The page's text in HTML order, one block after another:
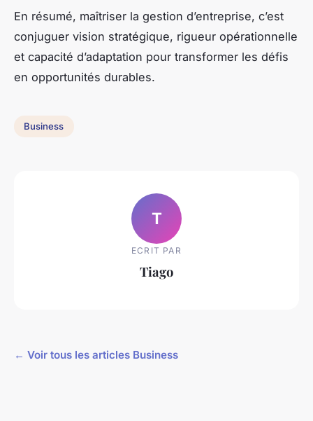
En résumé, maîtriser la gestion d’entreprise, c’est
conjuguer vision stratégique, rigueur opérationnelle
et capacité d’adaptation pour transformer les défis
en opportunités durables.
Business
T
ECRIT PAR
Tiago
← Voir tous les articles Business